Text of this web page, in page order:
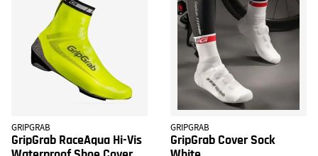
GRIPGRAB
GripGrab RaceAqua Hi-Vis
GRIPGRAB
GripGrab Cover Sock